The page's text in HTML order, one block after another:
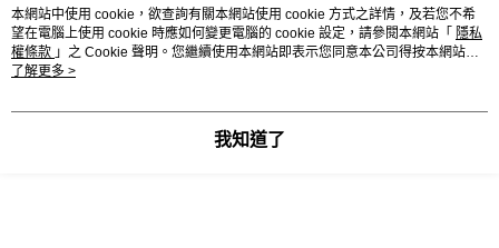
本網站中使用 cookie，欲查詢有關本網站使用 cookie 方式之詳情，及若您不希
望在電腦上使用 cookie 時應如何變更電腦的 cookie 設定，請參閱本網站「 隱私
權條款 」之 Cookie 聲明。您繼續使用本網站即表示您同意本公司得按本網站使
用條款之 Cookie 聲明使用 cookie。
了解更多 >
我知道了